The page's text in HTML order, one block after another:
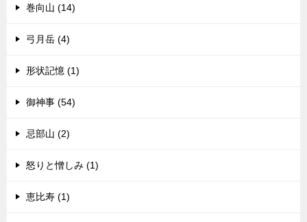
巻向山 (14)
弓月岳 (4)
形状記憶 (1)
御神事 (54)
忌部山 (2)
怒りと憎しみ (1)
恵比寿 (1)